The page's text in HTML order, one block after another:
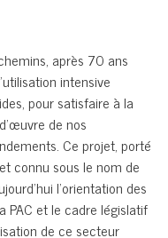
après 70 ans
intensive
pour satisfaire à la
de nos
Ce projet, porté
connu sous le nom de
l’orientation des
PAC et le cadre législatif
de ce secteur